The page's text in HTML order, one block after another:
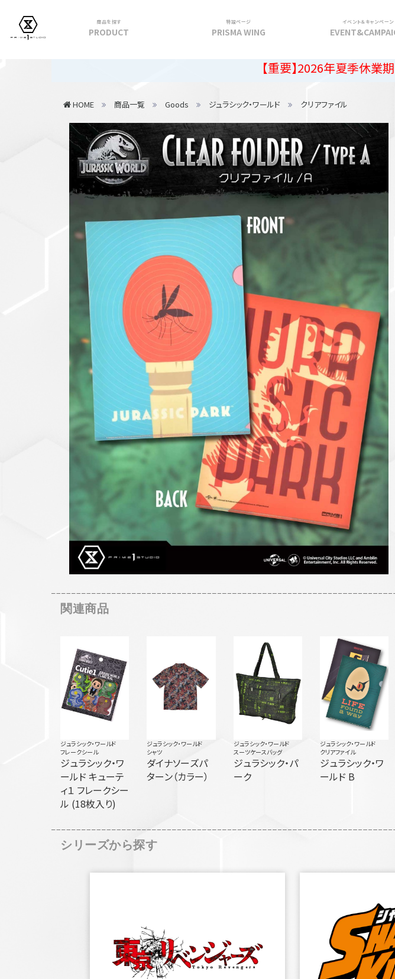
商品を探す
PRODUCT
PRIME 1 STATUE
PRIME COLLECTIBLE FIGURE
VIEW ALL...
VIEW ALL...
アクリルキーホルダー
スタチューはこち
ら
特設ページ
PRISMA WING
イベント＆キャンペーン
【重要】2026年夏季休業期間中の出荷
HOME 商品一覧 Goods ジュラシック・ワールド クリアファイル
関連商品
ジュラシック・ワールド
フレークシール
ジュラシック・ワ
ールド キューテ
ィ１ フレークシー
ル (18枚入り)
ジュラシック・ワールド
シャツ
ダイナソーズパ
ターン（カラー）
ジュラシック・ワールド
スーツケースバッグ
ジュラシック・パ
ーク
ジュラシック・ワールド
クリアファイル
ジュラシック・ワ
ールド B
シリーズから探す